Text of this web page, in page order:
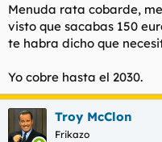
Menuda rata cobarde,
visto que sacabas 150
te habra dicho que
Yo cobre hasta el 2030.
Troy McClon
Frikazo